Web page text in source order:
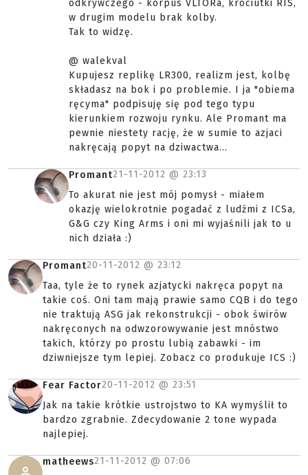
odkrywczego - korpus VLTORa, króciutki RIS,
w drugim modelu brak kolby.
Tak to widzę.
@ walekval
Kupujesz replikę LR300, realizm jest, kolbę
składasz na bok i po problemie. I ja "obiema
ręcyma" podpisuję się pod tego typu
kierunkiem rozwoju rynku. Ale Promant ma
pewnie niestety rację, że w sumie to azjaci
nakręcają popyt na dziwactwa...
Promant21-11-2012 @ 23:13
To akurat nie jest mój pomysł - miałem
okazję wielokrotnie pogadać z ludźmi z ICSa,
G&G czy King Arms i oni mi wyjaśnili jak to u
nich działa :)
Promant20-11-2012 @ 23:12
Taa, tyle że to rynek azjatycki nakręca popyt na
takie coś. Oni tam mają prawie samo CQB i do tego
nie traktują ASG jak rekonstrukcji - obok świrów
nakręconych na odwzorowywanie jest mnóstwo
takich, którzy po prostu lubią zabawki - im
dziwniejsze tym lepiej. Zobacz co produkuje ICS :)
Fear Factor20-11-2012 @ 23:51
Jak na takie krótkie ustrojstwo to KA wymyślił to
bardzo zgrabnie. Zdecydowanie 2 tone wypada
najlepiej.
matheews21-11-2012 @ 07:06